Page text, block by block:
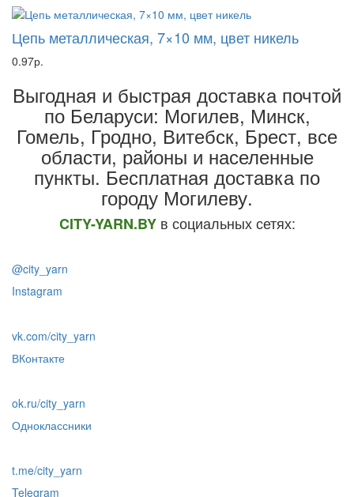
Цепь металлическая, 7×10 мм, цвет никель
0.97р.
Выгодная и быстрая доставка почтой
по Беларуси: Могилев, Минск,
Гомель, Гродно, Витебск, Брест,все
области, районы и населенные
пункты. Бесплатная доставка по
городу Могилеву.
CITY-YARN.BYв социальных сетях:
@city_yarn
Instagram
vk.com/city_yarn
ВКонтакте
ok.ru/city_yarn
Одноклассники
t.me/city_yarn
Telegram